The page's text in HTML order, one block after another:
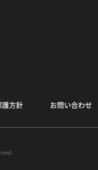
方針 お問い合わせ